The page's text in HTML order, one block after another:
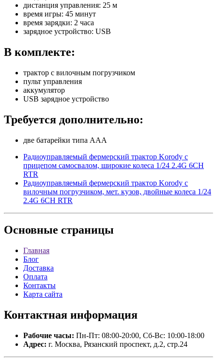
дистанция управления: 25 м
время игры: 45 минут
время зарядки: 2 часа
зарядное устройство: USB
В комплекте:
трактор с вилочным погрузчиком
пульт управления
аккумулятор
USB зарядное устройство
Требуется дополнительно:
две батарейки типа ААА
Радиоуправляемый фермерский трактор Korody с
прицепом самосвалом, широкие колеса 1/24 2.4G 6CH
RTR
Радиоуправляемый фермерский трактор Korody с
вилочным погрузчиком, мет. кузов, двойные колеса 1/24
2.4G 6CH RTR
Основные страницы
Главная
Блог
Доставка
Оплата
Контакты
Карта сайта
Контактная информация
Рабочие часы: Пн-Пт: 08:00-20:00, Сб-Вс: 10:00-18:00
Адрес: г. Москва, Рязанский проспект, д.2, стр.24